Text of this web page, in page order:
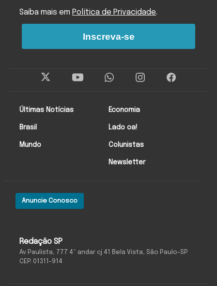
Redação SP
Av Paulista, 777 4º andar cj 41 Bela Vista, São Paulo-SP
CEP: 01311-914
Anuncie Conosco
Últimas Notícias
Brasil
Mundo
Economia
Lado oa!
Colunistas
Newsletter
Saiba mais em Política de Privacidade.
Inscreva-se